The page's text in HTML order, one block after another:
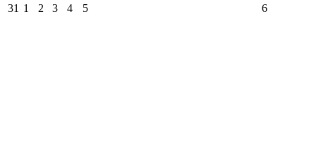
31 1 2 3 4 5 6